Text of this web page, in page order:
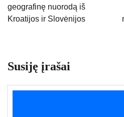
įrašų
geografinę nuorodą iš
Kroatijos ir Slovėnijos
Susiję įrašai